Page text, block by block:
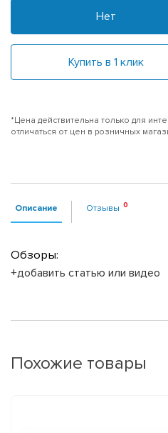
Нет
Купить в 1 клик
*Цена действительна только для
отличаться от цен в розничных
Описание Отзывы
Обзоры:
+добавить статью или видео
Похожие товары